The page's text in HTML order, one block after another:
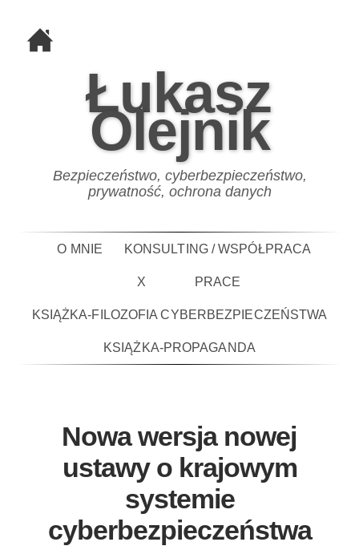
Łukasz
Olejnik
Bezpieczeństwo, cyberbezpieczeństwo,
prywatność, ochrona danych
O MNIE KONSULTING / WSPÓŁPRACA
X PRACE
KSIĄŻKA-FILOZOFIA CYBERBEZPIECZEŃSTWA
KSIĄŻKA-PROPAGANDA
Nowa wersja nowej
ustawy o krajowym
systemie
cyberbezpieczeństwa